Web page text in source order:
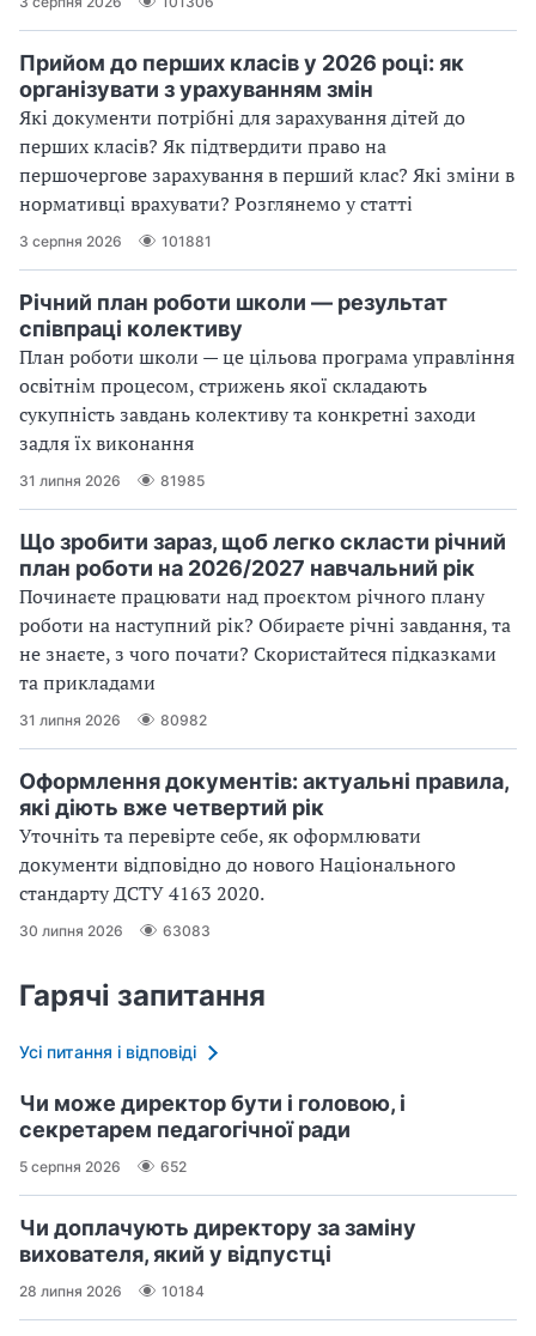
Прийом до перших класів у 2026 році: як
організувати з урахуванням змін
Які документи потрібні для зарахування дітей до
перших класів? Як підтвердити право на
першочергове зарахування в перший клас? Які зміни в
нормативці врахувати? Розглянемо у статті
3 серпня 2026 101881
Річний план роботи школи — результат
співпраці колективу
План роботи школи — це цільова програма управління
освітнім процесом, стрижень якої складають
сукупність завдань колективу та конкретні заходи
задля їх виконання
31 липня 2026 81985
Що зробити зараз, щоб легко скласти річний
план роботи на 2026/2027 навчальний рік
Починаєте працювати над проєктом річного плану
роботи на наступний рік? Обираєте річні завдання, та
не знаєте, з чого почати? Скористайтеся підказками
та прикладами
31 липня 2026 80982
Оформлення документів: актуальні правила,
які діють вже четвертий рік
Уточніть та перевірте себе, як оформлювати
документи відповідно до нового Націо­нального
стандарту ДСТУ 4163 2020.
30 липня 2026 63083
Гарячі запитання
Усі питання і відповіді
Чи може директор бути і головою, і
секретарем педагогічної ради
5 серпня 2026 652
Чи доплачують директору за заміну
вихователя, який у відпустці
28 липня 2026 10184